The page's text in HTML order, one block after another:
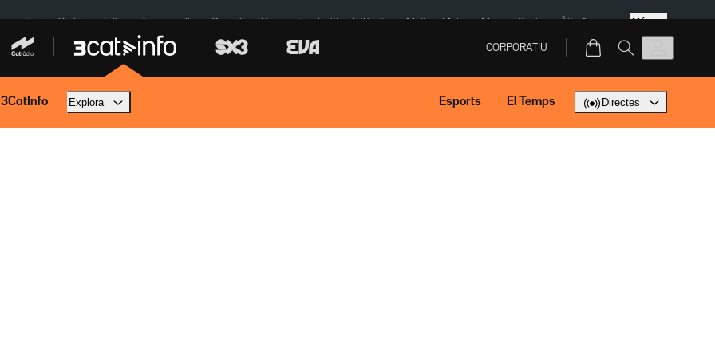
eclipsi De la Espriella Dos anys Illa Granollers Paraguai Institut Tailàndia Multa a Meta Menors Ceuta Àtic Ayuso Més
CORPORATIU
3CatInfo Explora Esports El Temps Directes